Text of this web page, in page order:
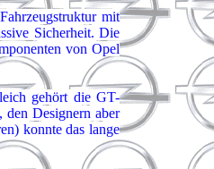
mit
Sicherheit. Die
von Opel
gehört die GT-
den Designern aber
konnte das lange